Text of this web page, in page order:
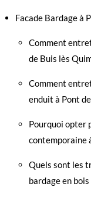
Facade Bardage à
Comment
de Buis lès
Comment
enduit à Pont
Pourquoi opter
contemporaine
Quels sont les
bardage en